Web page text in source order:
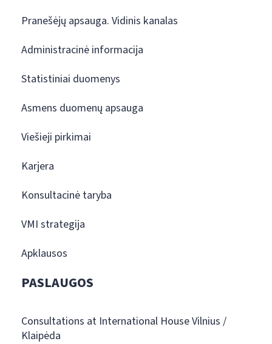
Pranešėjų apsauga. Vidinis kanalas
Administracinė informacija
Statistiniai duomenys
Asmens duomenų apsauga
Viešieji pirkimai
Karjera
Konsultacinė taryba
VMI strategija
Apklausos
PASLAUGOS
Consultations at International House Vilnius /
Klaipėda